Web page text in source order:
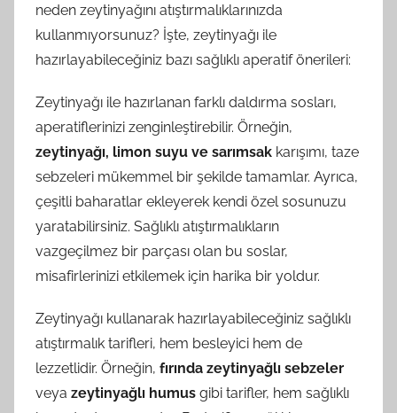
neden zeytinyağını atıştırmalıklarınızda
kullanmıyorsunuz? İşte, zeytinyağı ile
hazırlayabileceğiniz bazı sağlıklı aperatif önerileri:
Zeytinyağı ile hazırlanan farklı daldırma sosları,
aperatiflerinizi zenginleştirebilir. Örneğin,
zeytinyağı, limon suyu ve sarımsak karışımı, taze
sebzeleri mükemmel bir şekilde tamamlar. Ayrıca,
çeşitli baharatlar ekleyerek kendi özel sosunuzu
yaratabilirsiniz. Sağlıklı atıştırmalıkların
vazgeçilmez bir parçası olan bu soslar,
misafirlerinizi etkilemek için harika bir yoldur.
Zeytinyağı kullanarak hazırlayabileceğiniz sağlıklı
atıştırmalık tarifleri, hem besleyici hem de
lezzetlidir. Örneğin, fırında zeytinyağlı sebzeler
veya zeytinyağlı humus gibi tarifler, hem sağlıklı